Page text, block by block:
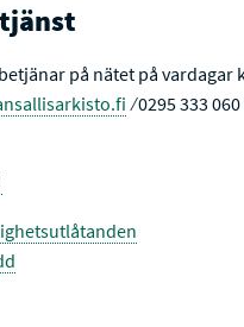
på nätet på vardagar
⁄ 0295 333